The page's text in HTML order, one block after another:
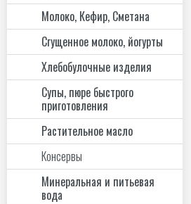
Молоко, Кефир, Сметана
Сгущенное молоко, йогурты
Хлебобулочные изделия
Супы, пюре быстрого
приготовления
Растительное масло
Консервы
Минеральная и питьевая
вода